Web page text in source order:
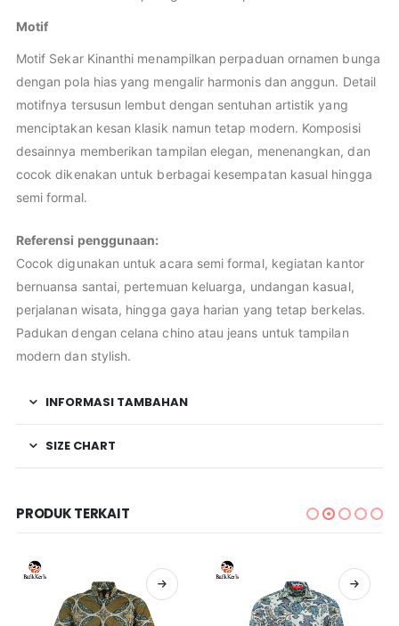
Motif
Motif Sekar Kinanthi menampilkan perpaduan ornamen bunga
dengan pola hias yang mengalir harmonis dan anggun. Detail
motifnya tersusun lembut dengan sentuhan artistik yang
menciptakan kesan klasik namun tetap modern. Komposisi
desainnya memberikan tampilan elegan, menenangkan, dan
cocok dikenakan untuk berbagai kesempatan kasual hingga
semi formal.
Referensi penggunaan:
Cocok digunakan untuk acara semi formal, kegiatan kantor
bernuansa santai, pertemuan keluarga, undangan kasual,
perjalanan wisata, hingga gaya harian yang tetap berkelas.
Padukan dengan celana chino atau jeans untuk tampilan
modern dan stylish.
INFORMASI TAMBAHAN
SIZE CHART
PRODUK TERKAIT